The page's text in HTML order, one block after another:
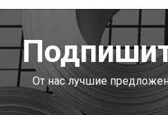
От нас лучшие